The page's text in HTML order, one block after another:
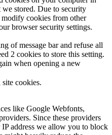
stored. Due to security
modify cookies from other
browser security settings.
of message bar and refuse all
2 cookies to store this setting.
when opening a new
cookies.
like Google Webfonts,
Since these providers
address we allow you to block